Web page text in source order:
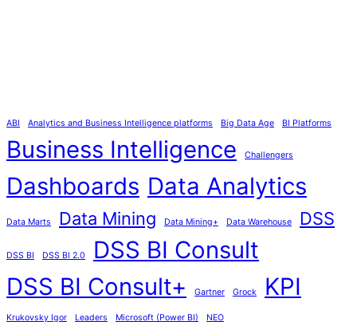
ABI Analytics and Business Intelligence platforms Big Data Age BI Platforms
Business Intelligence Challengers
Dashboards Data Analytics
Data Marts Data Mining Data Mining+ Data Warehouse DSS
DSS BI DSS BI 2.0
DSS BI Consult
DSS BI Consult+
Gartner Grock KPI
Krukovsky Igor Leaders Microsoft (Power BI) NEO